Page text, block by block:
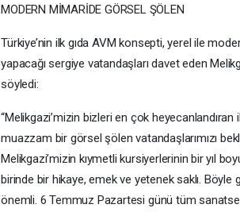
MODERN MİMARİDE GÖRSEL ŞÖLEN
Türkiye’nin ilk gıda AVM konsepti, yerel ile
yapacağı sergiye vatandaşları davet eden
söyledi:
“Melikgazi’mizin bizleri en çok
muazzam bir görsel şölen vatandaşlarımızı
Melikgazi’mizin kıymetli kursiyerlerinin bir yıl
birinde bir hikaye, emek ve yetenek saklı.
önemli. 6 Temmuz Pazartesi günü tüm